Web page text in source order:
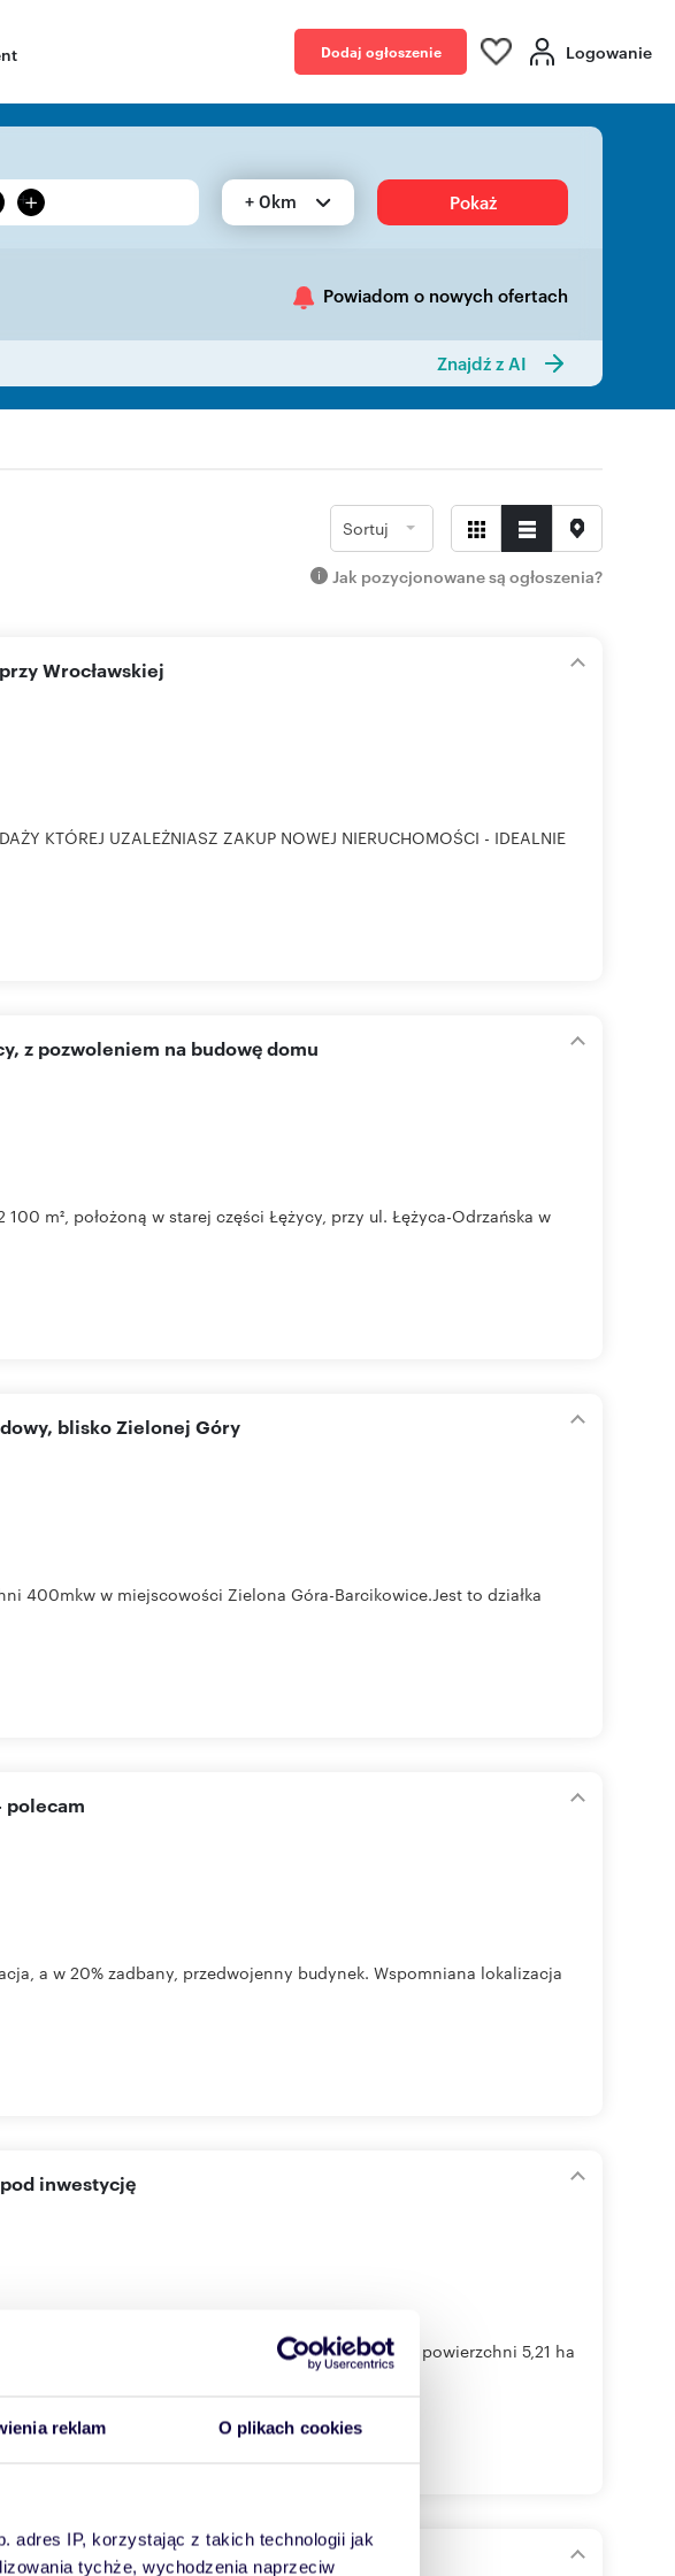
reklam O plikach cookies
adres IP, korzystając z takich technologii jak
tychże, wychodzenia naprzeciw
Dodaj ogłoszenie Logowanie
+ + 0km Pokaż
Powiadom o nowych ofertach
Znajdź z AI
Sortuj
Jak pozycjonowane są ogłoszenia?
Wrocławskiej
KTÓREJ UZALEŻNIASZ ZAKUP NOWEJ NIERUCHOMOŚCI - IDEALNIE
z pozwoleniem na budowę domu
m², położoną w starej części Łężycy, przy ul. Łężyca-Odrzańska w
blisko Zielonej Góry
400mkw w miejscowości Zielona Góra-Barcikowice.Jest to działka
polecam
a w 20% zadbany, przedwojenny budynek. Wspomniana lokalizacja
pod inwestycję
sprzedaż nieruchomość gruntowa o powierzchni 5,21 ha